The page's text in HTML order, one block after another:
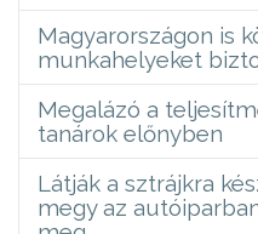
Magyarországon is
munkahelyeket
Megalázó a
tanárok előnyben
Látják a sztrájkra
megy az